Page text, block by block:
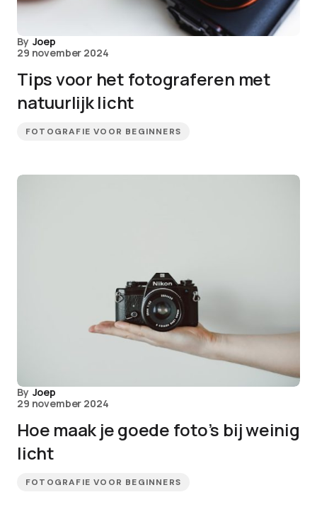
By Joep
29 november 2024
Tips voor het fotograferen met
natuurlijk licht
FOTOGRAFIE VOOR BEGINNERS
By Joep
29 november 2024
Hoe maak je goede foto’s bij weinig
licht
FOTOGRAFIE VOOR BEGINNERS